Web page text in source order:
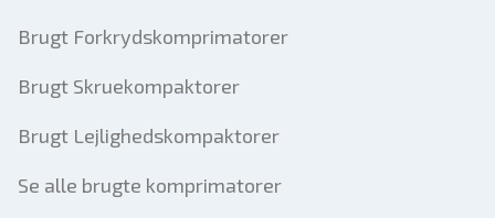
Brugt Forkrydskomprimatorer
Brugt Skruekompaktorer
Brugt Lejlighedskompaktorer
Se alle brugte komprimatorer